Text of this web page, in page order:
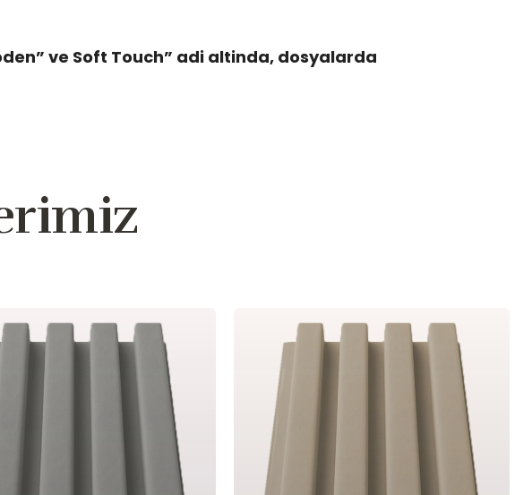
ve Soft Touch” adi altinda, dosyalarda